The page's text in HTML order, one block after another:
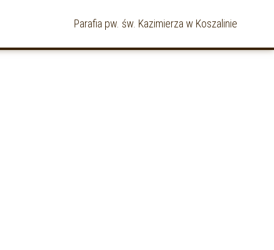
Parafia pw. św. Kazimierza w Koszalinie